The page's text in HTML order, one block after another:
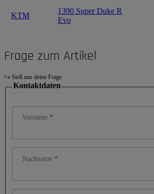
KTM
1390 Super Duke R
Evo
Frage zum Artikel
Stell uns deine Frage
Kontaktdaten
Vorname
Nachname